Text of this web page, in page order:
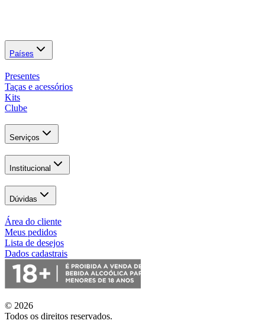
Países
Presentes
Taças e acessórios
Kits
Clube
Serviços
Institucional
Dúvidas
Área do cliente
Meus pedidos
Lista de desejos
Dados cadastrais
© 2026
Todos os direitos reservados.